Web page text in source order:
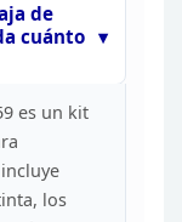
de
cuánto
es un kit
los